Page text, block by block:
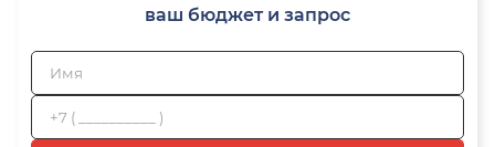
ваш бюджет и запрос